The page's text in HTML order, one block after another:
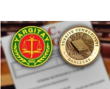
yağışlı olacak. Haber Merkezi – 26
Ağustos tarihli hava durumu
raporuna göre,...